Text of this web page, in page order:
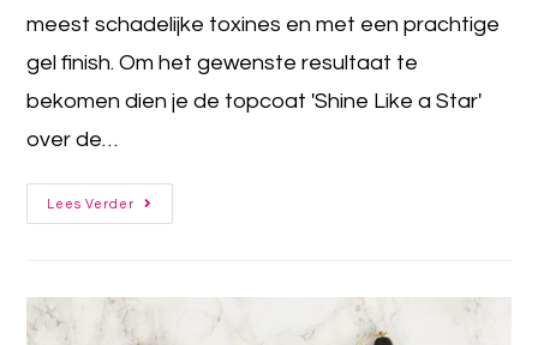
meest schadelijke toxines en met een prachtige
gel finish. Om het gewenste resultaat te
bekomen dien je de topcoat 'Shine Like a Star'
over de…
Lees Verder